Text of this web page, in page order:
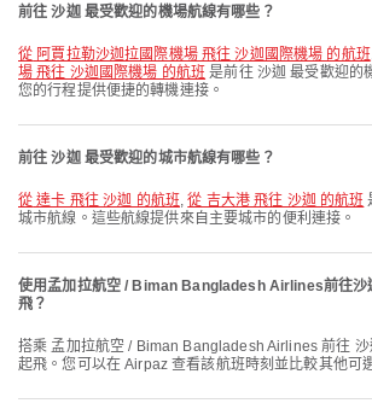
前往 沙迦 最受歡迎的機場航線有哪些？
從 阿賈拉勒沙迦拉國際機場 飛往 沙迦國際機場 的航班
場 飛往 沙迦國際機場 的航班 是前往 沙迦 最受歡迎的
您的行程提供便捷的轉機連接。
前往 沙迦 最受歡迎的城市航線有哪些？
從 達卡 飛往 沙迦 的航班,從 吉大港 飛往 沙迦 的航班
城市航線。這些航線提供來自主要城市的便利連接。
使用孟加拉航空 / Biman Bangladesh Airlines前往沙
飛？
搭乘 孟加拉航空 / Biman Bangladesh Airlines 前往 沙迦 的最早航班於 18:55
起飛。您可以在 Airpaz 查看該航班時刻並比較其他可